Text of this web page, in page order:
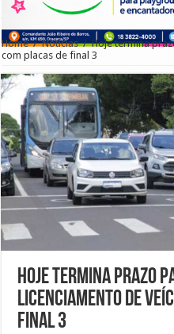
Home / Noticias / Hoje termina
com placas de final 3
Hoje termina prazo
licenciamento de
final 3